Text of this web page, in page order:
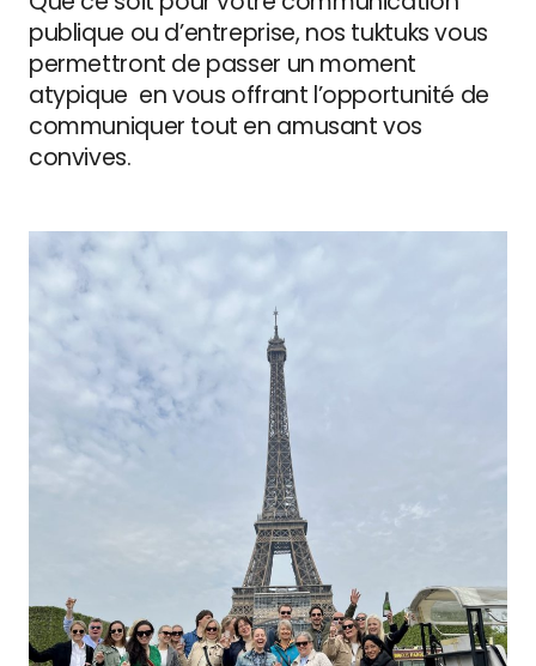
publique ou d’entreprise, nos tuktuks vous
permettront de passer un moment
atypique en vous offrant l’opportunité de
communiquer tout en amusant vos
convives.